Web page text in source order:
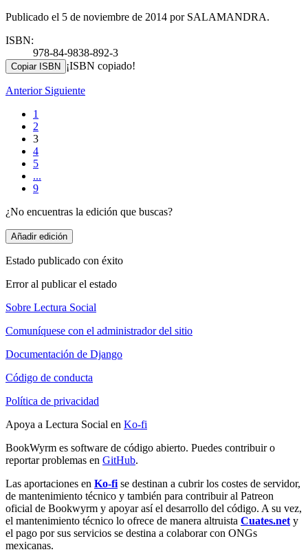
Publicado el 5 de noviembre de 2014 por SALAMANDRA.
ISBN:
978-84-9838-892-3
Copiar ISBN ¡ISBN copiado!
Anterior Siguiente
1
2
3
4
5
...
9
¿No encuentras la edición que buscas?
Añadir edición
Estado publicado con éxito
Error al publicar el estado
Sobre Lectura Social
Comuníquese con el administrador del sitio
Documentación de Django
Código de conducta
Política de privacidad
Apoya a Lectura Social en Ko-fi
BookWyrm es software de código abierto. Puedes contribuir o
reportar problemas en GitHub.
Las aportaciones en Ko-fi se destinan a cubrir los costes de servidor,
de mantenimiento técnico y también para contribuir al Patreon
oficial de Bookwyrm y apoyar así el desarrollo del código. A su vez,
el mantenimiento técnico lo ofrece de manera altruista Cuates.net y
el pago por sus servicios se destina a colaborar con ONGs
mexicanas.